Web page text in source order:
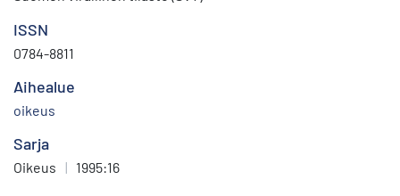
ISSN
0784-8811
Aihealue
oikeus
Sarja
Oikeus | 1995:16